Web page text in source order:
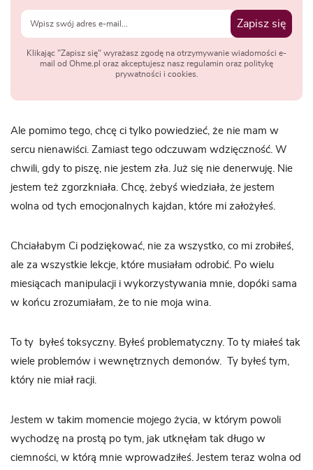
Zapisz się
Klikając "Zapisz się" wyrażasz zgodę na otrzymywanie wiadomości e-
mail od Ohme.pl oraz akceptujesz nasz regulamin oraz politykę
prywatności i cookies.
Ale pomimo tego, chcę ci tylko powiedzieć, że nie mam w
sercu nienawiści. Zamiast tego odczuwam wdzięczność. W
chwili, gdy to piszę, nie jestem zła. Już się nie denerwuję. Nie
jestem też zgorzkniała. Chcę, żebyś wiedziała, że jestem
wolna od tych emocjonalnych kajdan, które mi założyłeś.
Chciałabym Ci podziękować, nie za wszystko, co mi zrobiłeś,
ale za wszystkie lekcje, które musiałam odrobić. Po wielu
miesiącach manipulacji i wykorzystywania mnie, dopóki sama
w końcu zrozumiałam, że to nie moja wina.
To ty
byłeś toksyczny. Byłeś problematyczny. To ty miałeś tak
wiele problemów i wewnętrznych demonów.
Ty byłeś tym,
który nie miał racji.
Jestem w takim momencie mojego życia, w którym powoli
wychodzę na prostą po tym, jak utknęłam tak długo w
ciemności, w którą mnie wprowadziłeś. Jestem teraz wolna od